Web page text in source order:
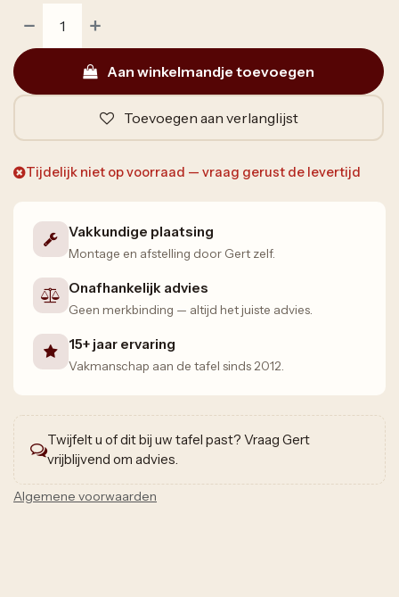
Aan winkelmandje toevoegen
Toevoegen aan verlanglijst
Tijdelijk niet op voorraad — vraag gerust de levertijd
Vakkundige plaatsing
Montage en afstelling door Gert zelf.
Onafhankelijk advies
Geen merkbinding — altijd het juiste advies.
15+ jaar ervaring
Vakmanschap aan de tafel sinds 2012.
Twijfelt u of dit bij uw tafel past? Vraag Gert
vrijblijvend om advies.
Algemene voorwaarden